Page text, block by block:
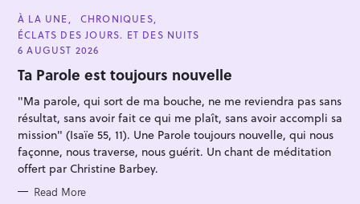
C
A
T
E
O
R
E
À LA UNE
CHRONIQUES
ÉCLATS DES JOURS. ET DES NUITS
6 AUGUST 2026
Ta Parole est toujours nouvelle
"Ma parole, qui sort de ma bouche, ne me reviendra pas sans
résultat, sans avoir fait ce qui me plaît, sans avoir accompli sa
mission" (Isaïe 55, 11). Une Parole toujours nouvelle, qui nous
façonne, nous traverse, nous guérit. Un chant de méditation
offert par Christine Barbey.
Read More
S
e
a
r